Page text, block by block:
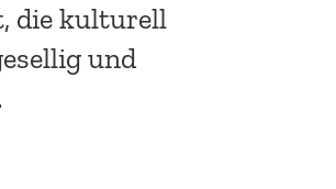
die kulturell
und